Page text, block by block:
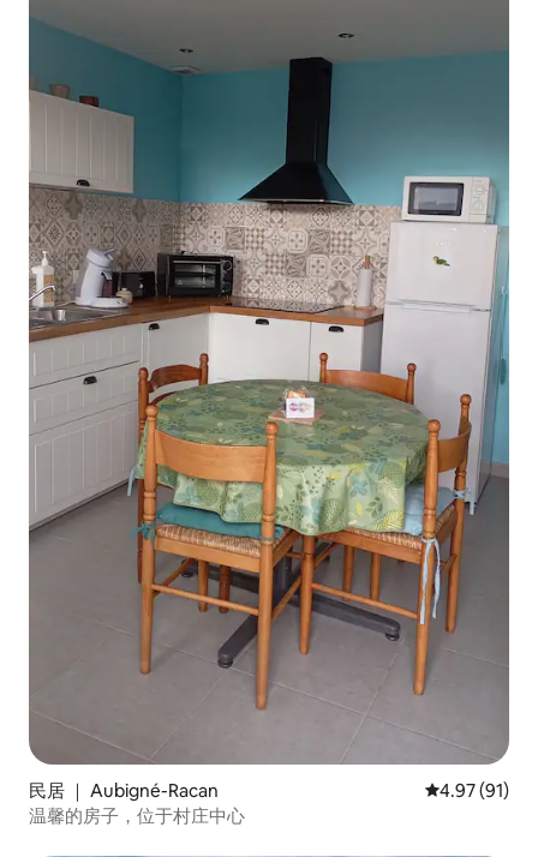
民居 ｜ Aubigné-Racan 平均评分
4.97 (91)
温馨的房子，位于村庄中心